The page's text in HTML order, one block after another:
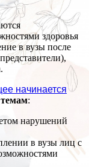
здоровья
в вузы после
начинается
:
нарушений
в вузы лиц с